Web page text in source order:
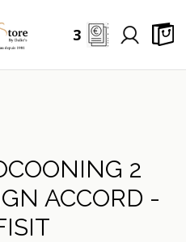
3
2
ACCORD -